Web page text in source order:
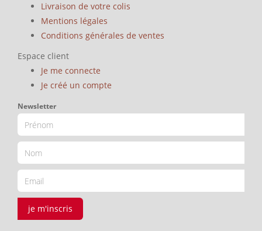
Livraison de votre colis
Mentions légales
Conditions générales de ventes
Espace client
Je me connecte
Je créé un compte
Newsletter
je m'inscris